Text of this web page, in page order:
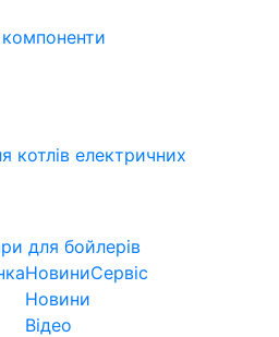
компоненти
котлів електричних
для бойлерів
Новини
Новини
Відео
Сервіс